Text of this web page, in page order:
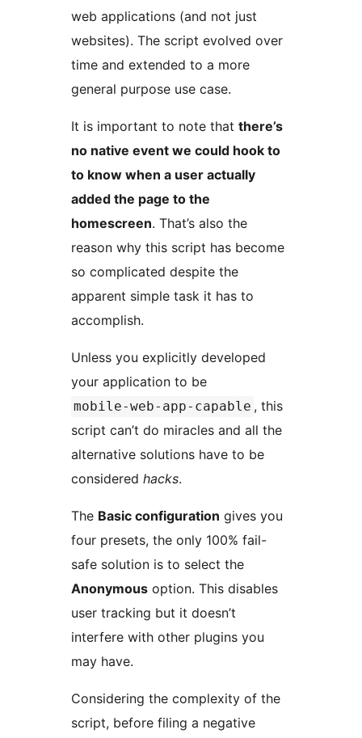
web applications (and not just
websites). The script evolved over
time and extended to a more
general purpose use case.
It is important to note that there’s
no native event we could hook to
to know when a user actually
added the page to the
homescreen. That’s also the
reason why this script has become
so complicated despite the
apparent simple task it has to
accomplish.
Unless you explicitly developed
your application to be
mobile-web-app-capable , this
script can’t do miracles and all the
alternative solutions have to be
considered hacks.
The Basic configuration gives you
four presets, the only 100% fail-
safe solution is to select the
Anonymous option. This disables
user tracking but it doesn’t
interfere with other plugins you
may have.
Considering the complexity of the
script, before filing a negative